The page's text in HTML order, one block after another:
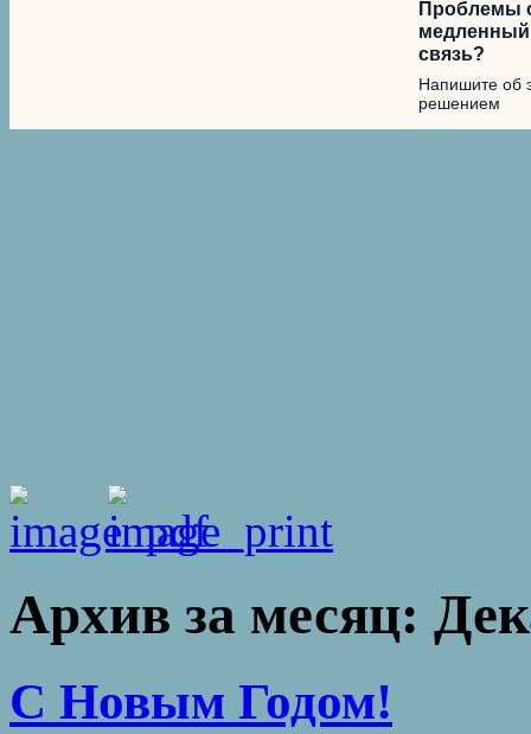
Проблемы
медленный
связь?
Напишите об
решением
Архив за месяц:
С Новым Годом!